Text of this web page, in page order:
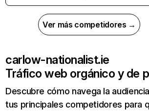
Ver más competidores →
carlow-nationalist.ie
Tráfico web orgánico y de
Descubre cómo navega la
tus principales competidores para